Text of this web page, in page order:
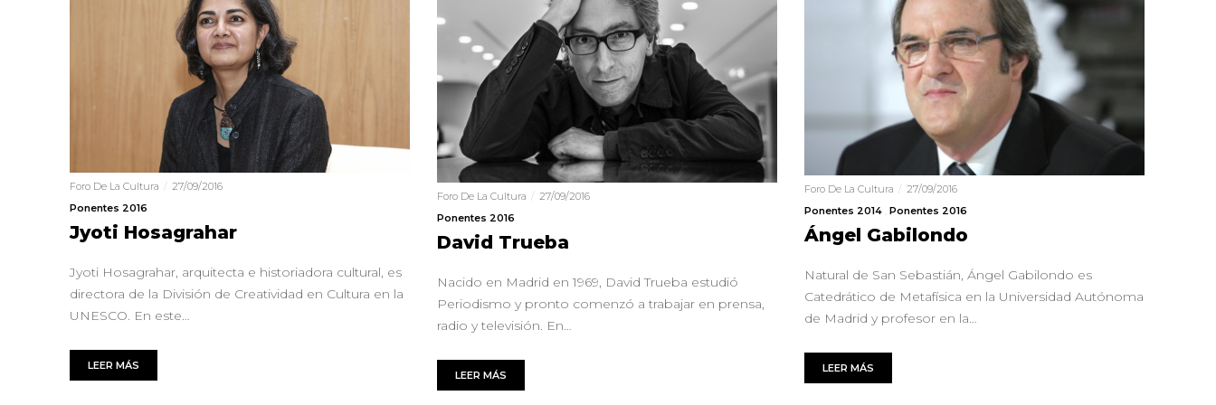
Foro De La Cultura
27/09/2016
Ponentes 2016
Jyoti Hosagrahar
Jyoti Hosagrahar, arquitecta e historiadora cultural, es
directora de la División de Creatividad en Cultura en la
UNESCO. En este…
LEER MÁS
Foro De La Cultura
27/09/2016
Ponentes 2016
David Trueba
Nacido en Madrid en 1969, David Trueba estudió
Periodismo y pronto comenzó a trabajar en prensa,
radio y televisión. En…
LEER MÁS
Foro De La Cultura
27/09/2016
Ponentes 2014 Ponentes 2016
Ángel Gabilondo
Natural de San Sebastián, Ángel Gabilondo es
Catedrático de Metafísica en la Universidad Autónoma
de Madrid y profesor en la…
LEER MÁS